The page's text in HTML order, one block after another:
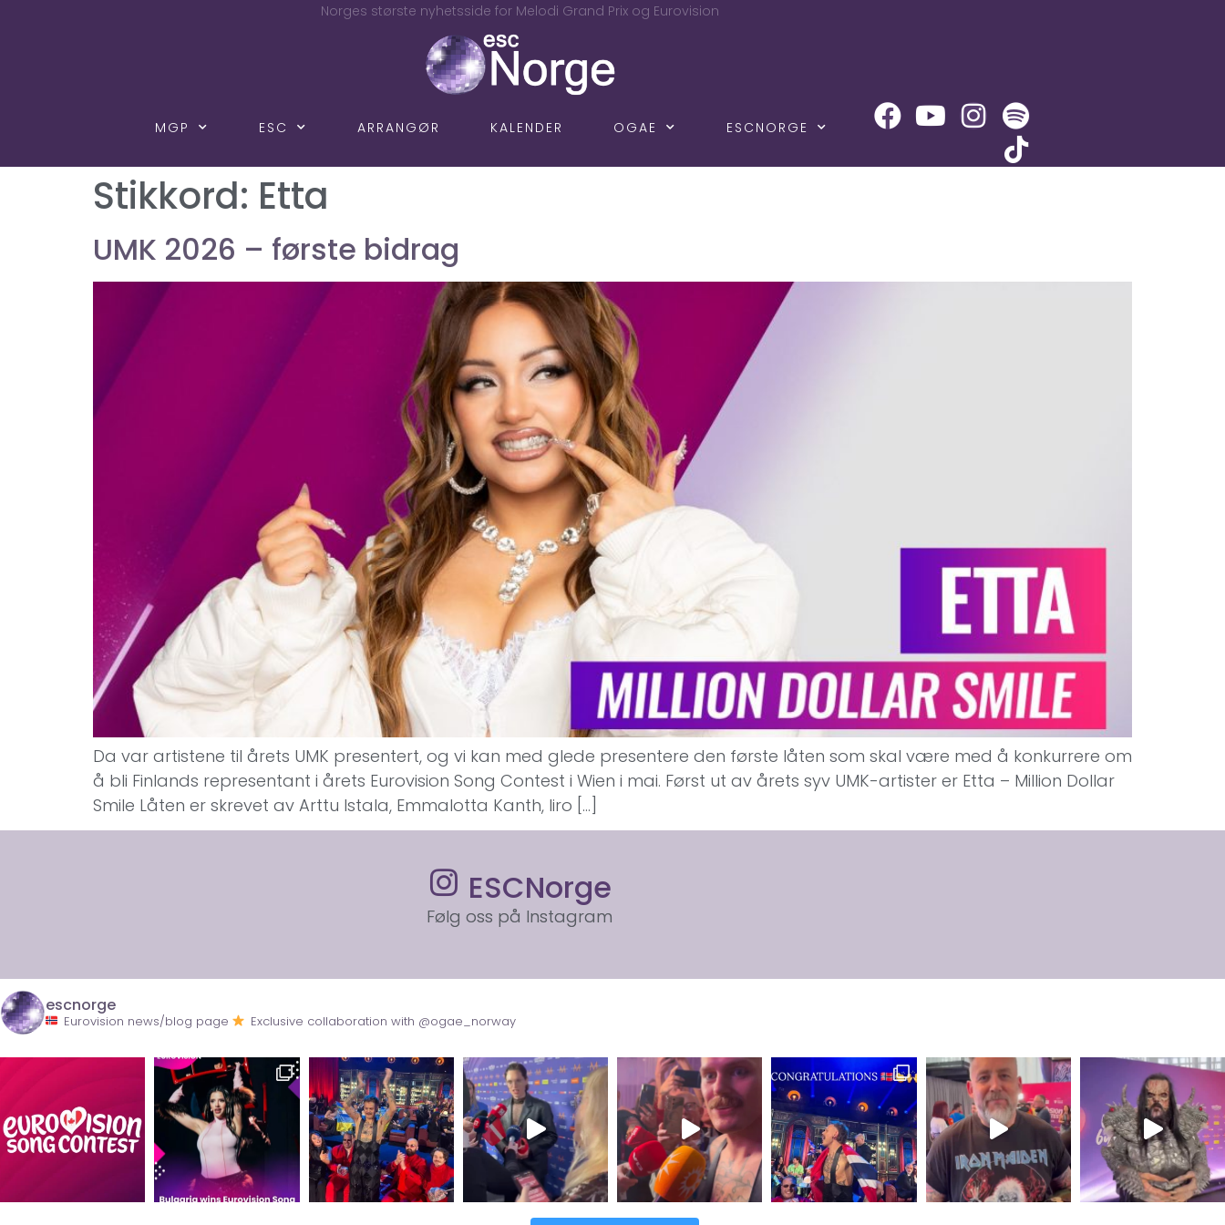
Norges største nyhetsside for Melodi Grand Prix og Eurovision
MGP ESC ARRANGØR KALENDER OGAE ESCNORGE
Stikkord: Etta
UMK 2026 – første bidrag
Da var artistene til årets UMK presentert, og vi kan med glede presentere den første låten som skal være med å konkurrere om
å bli Finlands representant i årets Eurovision Song Contest i Wien i mai. Først ut av årets syv UMK-artister er Etta – Million Dollar
Smile Låten er skrevet av Arttu Istala, Emmalotta Kanth, Iiro […]
ESCNorge
Følg oss på Instagram
escnorge
Eurovision news/blog page Exclusive collaboration with @ogae_norway